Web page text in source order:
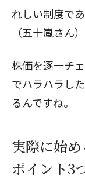
れしい制度で
（五十嵐さん）
株価を逐一チ
でハラハラし
るんですね。
実際に始
ポイント3